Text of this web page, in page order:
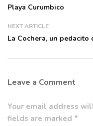
Playa Curumbico
NEXT ARTICLE
La Cochera, un
Leave a Comment
Your email address
fields are marked *